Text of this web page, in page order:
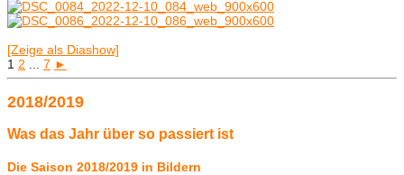
[Zeige als Diashow]
1 2 ... 7 ►
2018/2019
Was das Jahr über so passiert ist
Die Saison 2018/2019 in Bildern